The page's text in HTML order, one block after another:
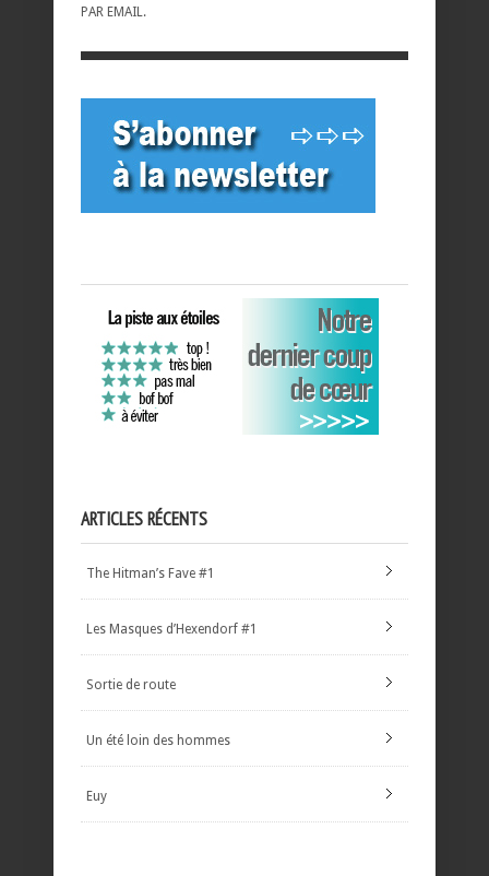
PAR EMAIL.
ARTICLES RÉCENTS
The Hitman’s Fave #1
Les Masques d’Hexendorf #1
Sortie de route
Un été loin des hommes
Euy